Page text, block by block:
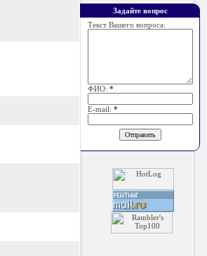
Задайте вопрос
Текст Вашего вопроса:
ФИО: *
E-mail: *